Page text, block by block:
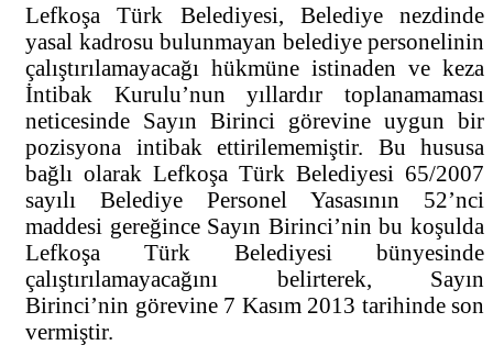
Lefkoşa Türk Belediyesi, Belediye nezdinde
yasal kadrosu bulunmayan belediye personelinin
çalıştırılamayacağı hükmüne istinaden ve keza
İntibak Kurulu’nun yıllardır toplanamaması
neticesinde Sayın Birinci görevine uygun bir
pozisyona intibak ettirilememiştir. Bu hususa
bağlı olarak Lefkoşa Türk Belediyesi 65/2007
sayılı Belediye Personel Yasasının 52’nci
maddesi gereğince Sayın Birinci’nin bu koşulda
Lefkoşa Türk Belediyesi bünyesinde
çalıştırılamayacağını belirterek, Sayın
Birinci’nin görevine 7 Kasım 2013 tarihinde son
vermiştir.